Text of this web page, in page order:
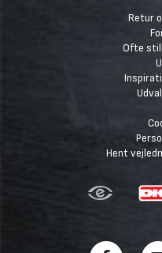
Retur
Ofte
Hent